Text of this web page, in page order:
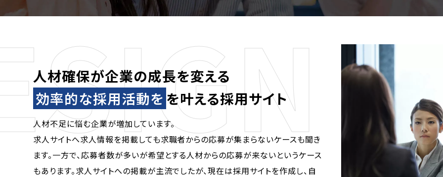
人材確保が企業の成長を変える
効率的な採用活動を を叶える採用サイト
人材不足に悩む企業が増加しています。
求人サイトへ求人情報を掲載しても求職者からの応募が集まらないケースも聞き
ます。一方で、応募者数が多いが希望とする人材からの応募が来ないというケース
もあります。求人サイトへの掲載が主流でしたが、現在は採用サイトを作成し、自